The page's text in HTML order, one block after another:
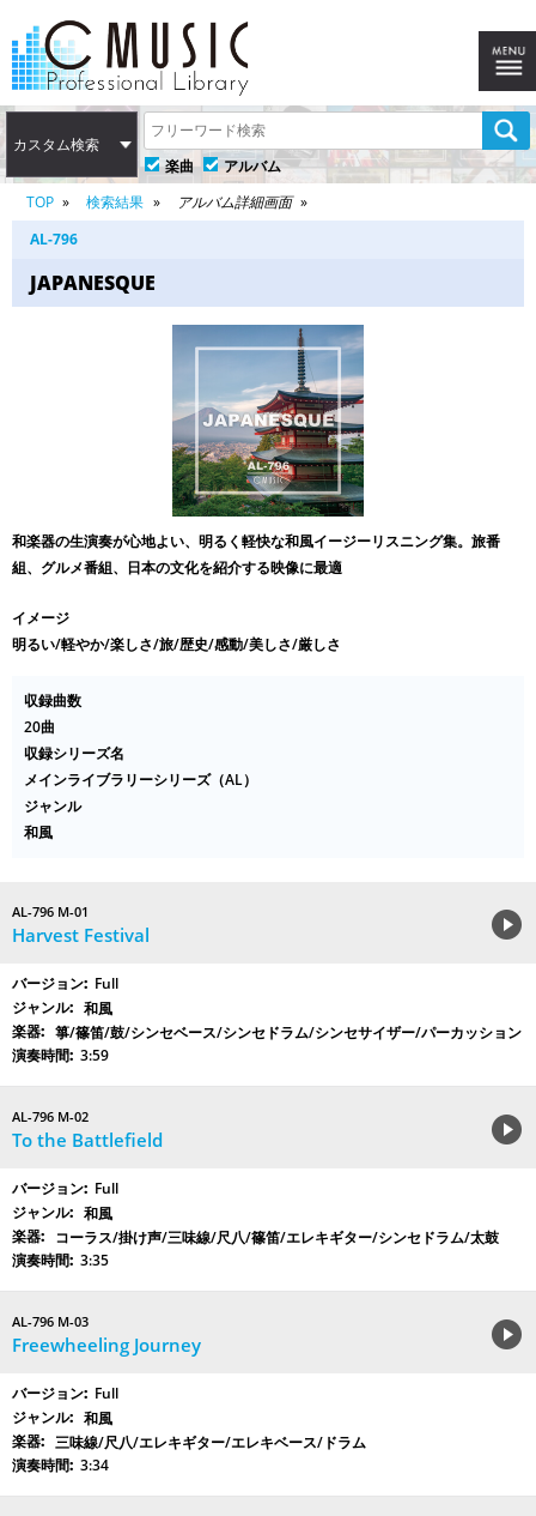
カスタム検索
楽曲
アルバム
TOP
検索結果
アルバム詳細画面
AL-796
JAPANESQUE
和楽器の生演奏が心地よい、明るく軽快な和風イージーリスニング集。旅番
組、グルメ番組、日本の文化を紹介する映像に最適
イメージ
明るい/軽やか/楽しさ/旅/歴史/感動/美しさ/厳しさ
収録曲数
20曲
収録シリーズ名
メインライブラリーシリーズ（AL）
ジャンル
和風
AL-796 M-01
Harvest Festival
Full
和風
箏/篠笛/鼓/シンセベース/シンセドラム/シンセサイザー/パーカッション
3:59
AL-796 M-02
To the Battlefield
Full
和風
コーラス/掛け声/三味線/尺八/篠笛/エレキギター/シンセドラム/太鼓
3:35
AL-796 M-03
Freewheeling Journey
Full
和風
三味線/尺八/エレキギター/エレキベース/ドラム
3:34